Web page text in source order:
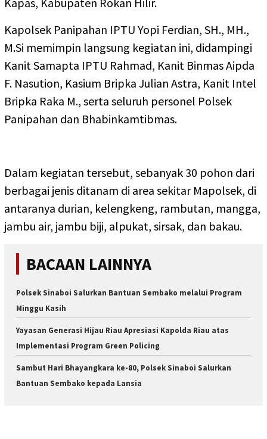
Kapolsek Panipahan IPTU Yopi Ferdian, SH., MH.,
M.Si memimpin langsung kegiatan ini, didampingi
Kanit Samapta IPTU Rahmad, Kanit Binmas Aipda
F. Nasution, Kasium Bripka Julian Astra, Kanit Intel
Bripka Raka M., serta seluruh personel Polsek
Panipahan dan Bhabinkamtibmas.
Dalam kegiatan tersebut, sebanyak 30 pohon dari
berbagai jenis ditanam di area sekitar Mapolsek, di
antaranya durian, kelengkeng, rambutan, mangga,
jambu air, jambu biji, alpukat, sirsak, dan bakau.
BACAAN LAINNYA
Polsek Sinaboi Salurkan Bantuan Sembako melalui Program
Minggu Kasih
Yayasan Generasi Hijau Riau Apresiasi Kapolda Riau atas
Implementasi Program Green Policing
Sambut Hari Bhayangkara ke-80, Polsek Sinaboi Salurkan
Bantuan Sembako kepada Lansia